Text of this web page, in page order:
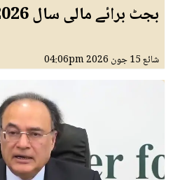
بجٹ برائے مالی سال 2026-27
شائع15 جون 2026 04:06pm